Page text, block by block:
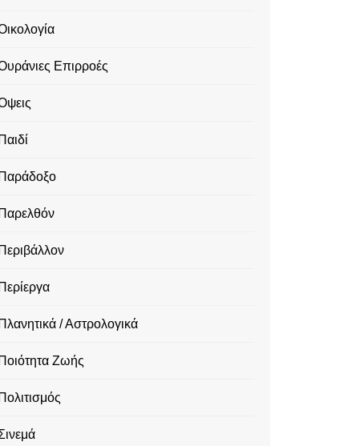
Επιρροές
Παιδί
Παράδοξο
Παρελθόν
Περιβάλλον
Περίεργα
Πλανητικά / Αστρολογικά
Ποιότητα Ζωής
Πολιτισμός